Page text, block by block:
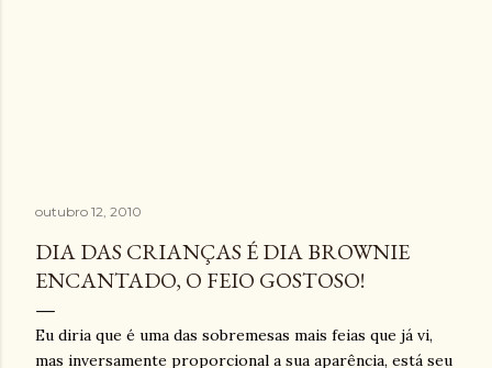
outubro 12, 2010
DIA DAS CRIANÇAS É DIA BROWNIE
ENCANTADO, O FEIO GOSTOSO!
Eu diria que é uma das sobremesas mais feias que já vi,
mas inversamente proporcional a sua aparência, está seu